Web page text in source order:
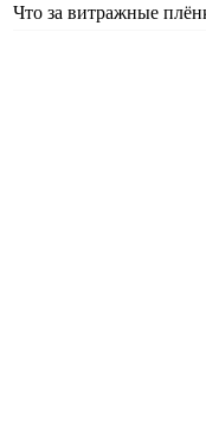
Что за витражные